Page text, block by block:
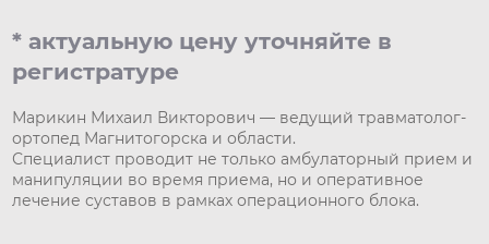
* актуальную цену уточняйте в
регистратуре
Марикин Михаил Викторович — ведущий травматолог-
ортопед Магнитогорска и области.
Специалист проводит не только амбулаторный прием и
манипуляции во время приема, но и оперативное
лечение суставов в рамках операционного блока.